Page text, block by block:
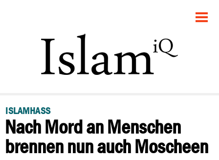
POLITIK
DEBATTE
PANORAMA
RECHT
ISLAMHASS
Nach Mord an Menschen
brennen nun auch Moscheen